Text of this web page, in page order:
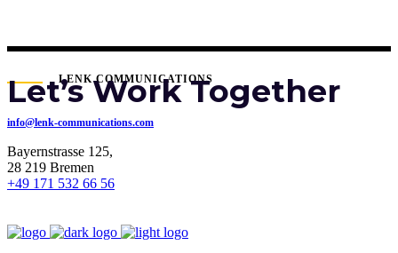
LENK COMMUNICATIONS
Let’s Work Together
info@lenk-communications.com
Bayernstrasse 125,
28 219 Bremen
+49 171 532 66 56